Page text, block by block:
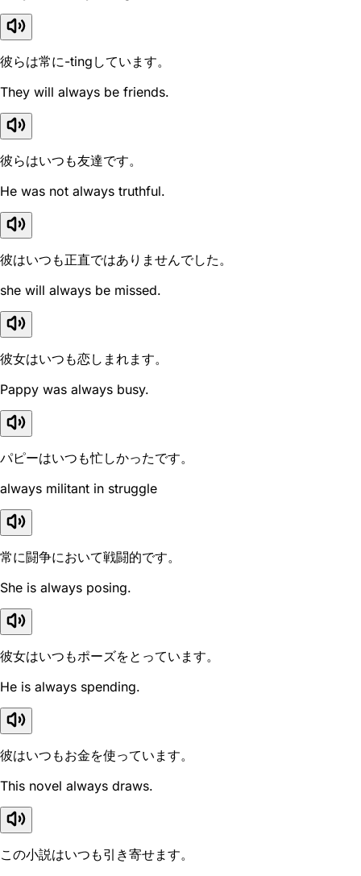
彼らは常に-tingしています。
They will always be friends.
彼らはいつも友達です。
He was not always truthful.
彼はいつも正直ではありませんでした。
she will always be missed.
彼女はいつも恋しまれます。
Pappy was always busy.
パピーはいつも忙しかったです。
always militant in struggle
常に闘争において戦闘的です。
She is always posing.
彼女はいつもポーズをとっています。
He is always spending.
彼はいつもお金を使っています。
This novel always draws.
この小説はいつも引き寄せます。